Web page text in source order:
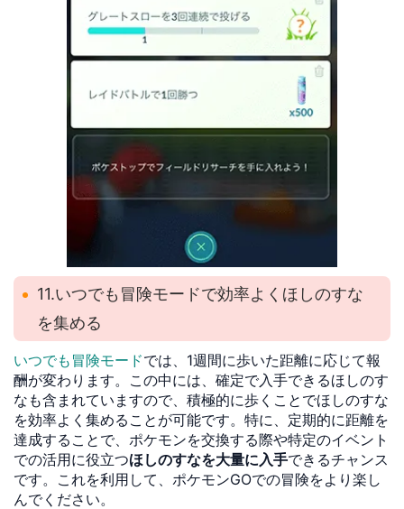
11.いつでも冒険モードで効率よくほしのすな
を集める
いつでも冒険モードでは、1週間に歩いた距離に応じて報
酬が変わります。この中には、確定で入手できるほしのす
なも含まれていますので、積極的に歩くことでほしのすな
を効率よく集めることが可能です。特に、定期的に距離を
達成することで、ポケモンを交換する際や特定のイベント
での活用に役立つほしのすなを大量に入手できるチャンス
です。これを利用して、ポケモンGOでの冒険をより楽し
んでください。